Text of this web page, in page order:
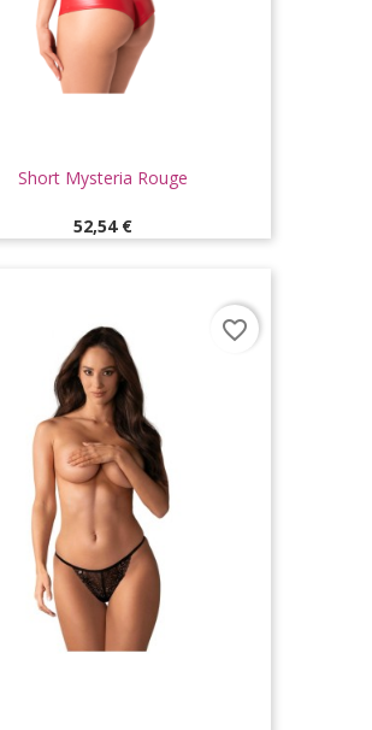
Short Mysteria Rouge
Prix
52,54 €
favorite_border